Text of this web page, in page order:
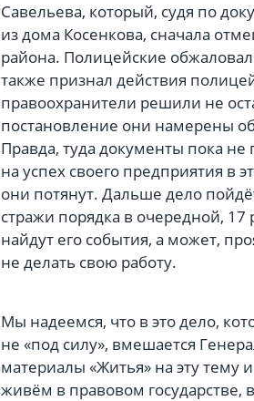
Савельева, который, судя по
из дома Косенкова, сначала
района. Полицейские
также признал действия
правоохранители решили не
постановление они намерены
Правда, туда документы пока
на успех своего предприятия в
они потянут. Дальше дело
стражи порядка в очередной, 17
найдут его события, а может,
не делать свою работу.
Мы надеемся, что в это дело,
не «под силу», вмешается
материалы «Житья» на эту
живём в правовом государстве,